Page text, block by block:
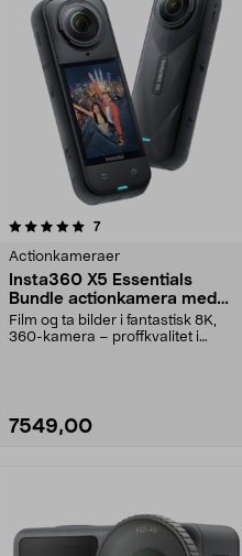
7anmeldelser
Actionkameraer
Insta360 X5 Essentials
Bundle actionkamera med
tilbehør
Film og ta bilder i fantastisk 8K,
360-kamera – proffkvalitet i
7549,00
0.0 av 5 stjerner